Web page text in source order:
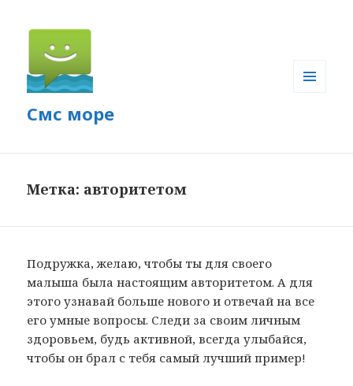
Смс море
Метка: авторитетом
Подружка, желаю, чтобы ты для своего
малыша была настоящим авторитетом. А для
этого узнавай больше нового и отвечай на все
его умные вопросы. Следи за своим личным
здоровьем, будь активной, всегда улыбайся,
чтобы он брал с тебя самый лучший пример!